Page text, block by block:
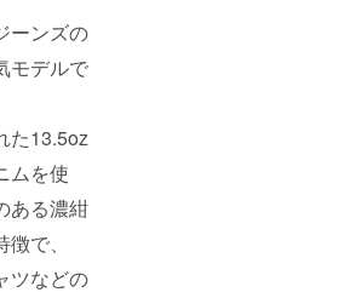
ーンズの
モデルで
た13.5oz
ムを使
ある濃紺
で、
ツなどの